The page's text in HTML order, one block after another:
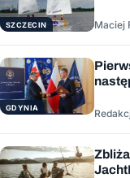
SZCZECIN Maciej
GDYNIA